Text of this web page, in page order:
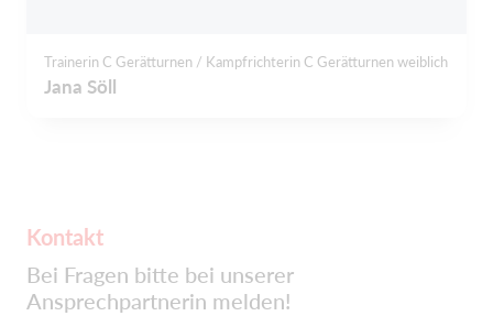
Trainerin C Gerätturnen / Kampfrichterin C Gerätturnen weiblich
Jana Söll
Kontakt
Bei Fragen bitte bei unserer
Ansprechpartnerin melden!